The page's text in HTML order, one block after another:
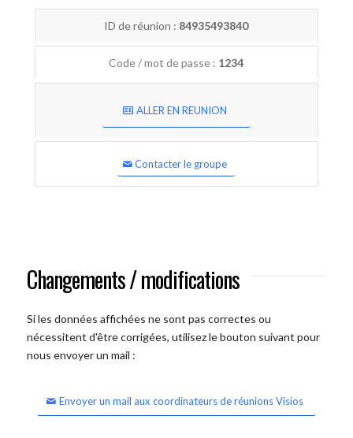
ID de réunion : 84935493840
Code / mot de passe : 1234
ALLER EN REUNION
Contacter le groupe
Changements / modifications
Si les données affichées ne sont pas correctes ou
nécessitent d'être corrigées, utilisez le bouton suivant pour
nous envoyer un mail :
Envoyer un mail aux coordinateurs de réunions Visios